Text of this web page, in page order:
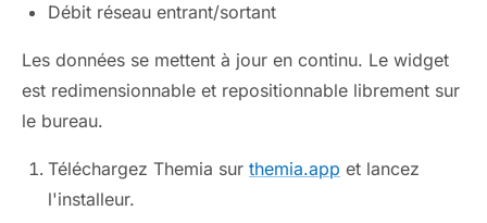
Débit réseau entrant/sortant
Les données se mettent à jour en continu. Le widget
est redimensionnable et repositionnable librement sur
le bureau.
Téléchargez Themia sur themia.app et lancez
l'installeur.